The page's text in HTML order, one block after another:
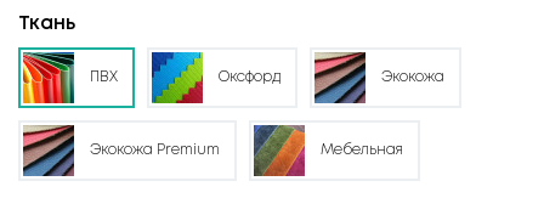
Ткань
ПВХ Оксфорд Экокожа
Экокожа Premium Мебельная